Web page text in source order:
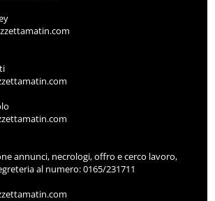
annunci, necrologi, offro e cerco lavoro,
al numero: 0165/231711